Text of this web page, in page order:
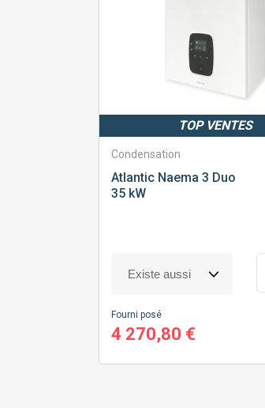
TOP VENTES
Condensation
Atlantic Naema 3 Duo
35 kW
Fourni posé
4 270,80 €